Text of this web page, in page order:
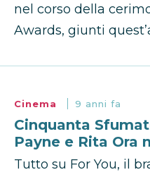
nel corso della
Awards, giunti
Cinema 9 anni fa
Cinquanta
Payne e Rita Ora
Tutto su For You, il